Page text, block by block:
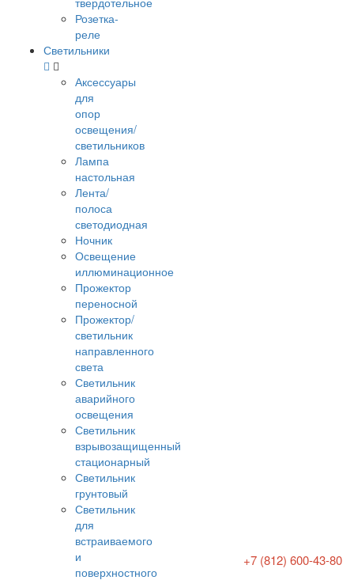
Розетка-
реле
Светильники
Аксессуары
для
опор
освещения/
светильников
Лампа
настольная
Лента/
полоса
светодиодная
Ночник
Освещение
иллюминационное
Прожектор
переносной
Прожектор/
светильник
направленного
света
Светильник
аварийного
освещения
Светильник
взрывозащищенный
стационарный
Светильник
грунтовый
Светильник
для
встраиваемого
и
поверхностного
+7 (812) 600-43-80